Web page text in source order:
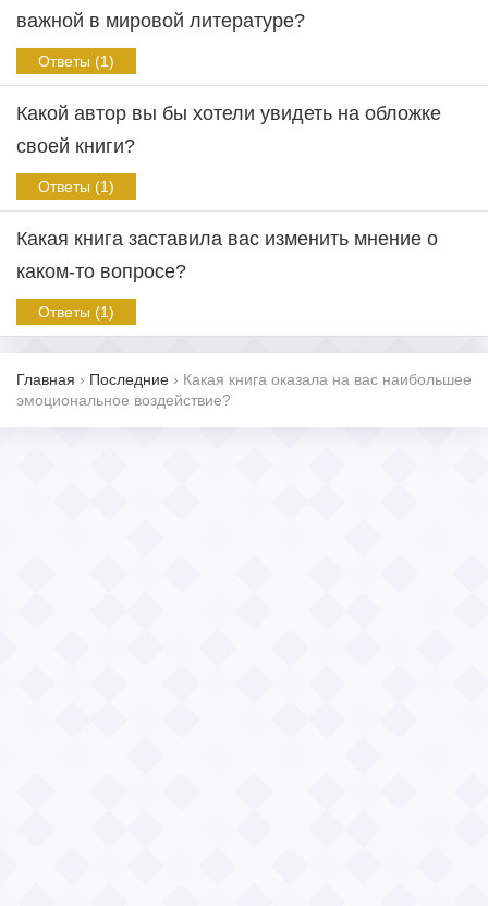
важной в мировой литературе?
Ответы (1)
Какой автор вы бы хотели увидеть на обложке
своей книги?
Ответы (1)
Какая книга заставила вас изменить мнение о
каком-то вопросе?
Ответы (1)
Главная › Последние › Какая книга оказала на вас наибольшее
эмоциональное воздействие?